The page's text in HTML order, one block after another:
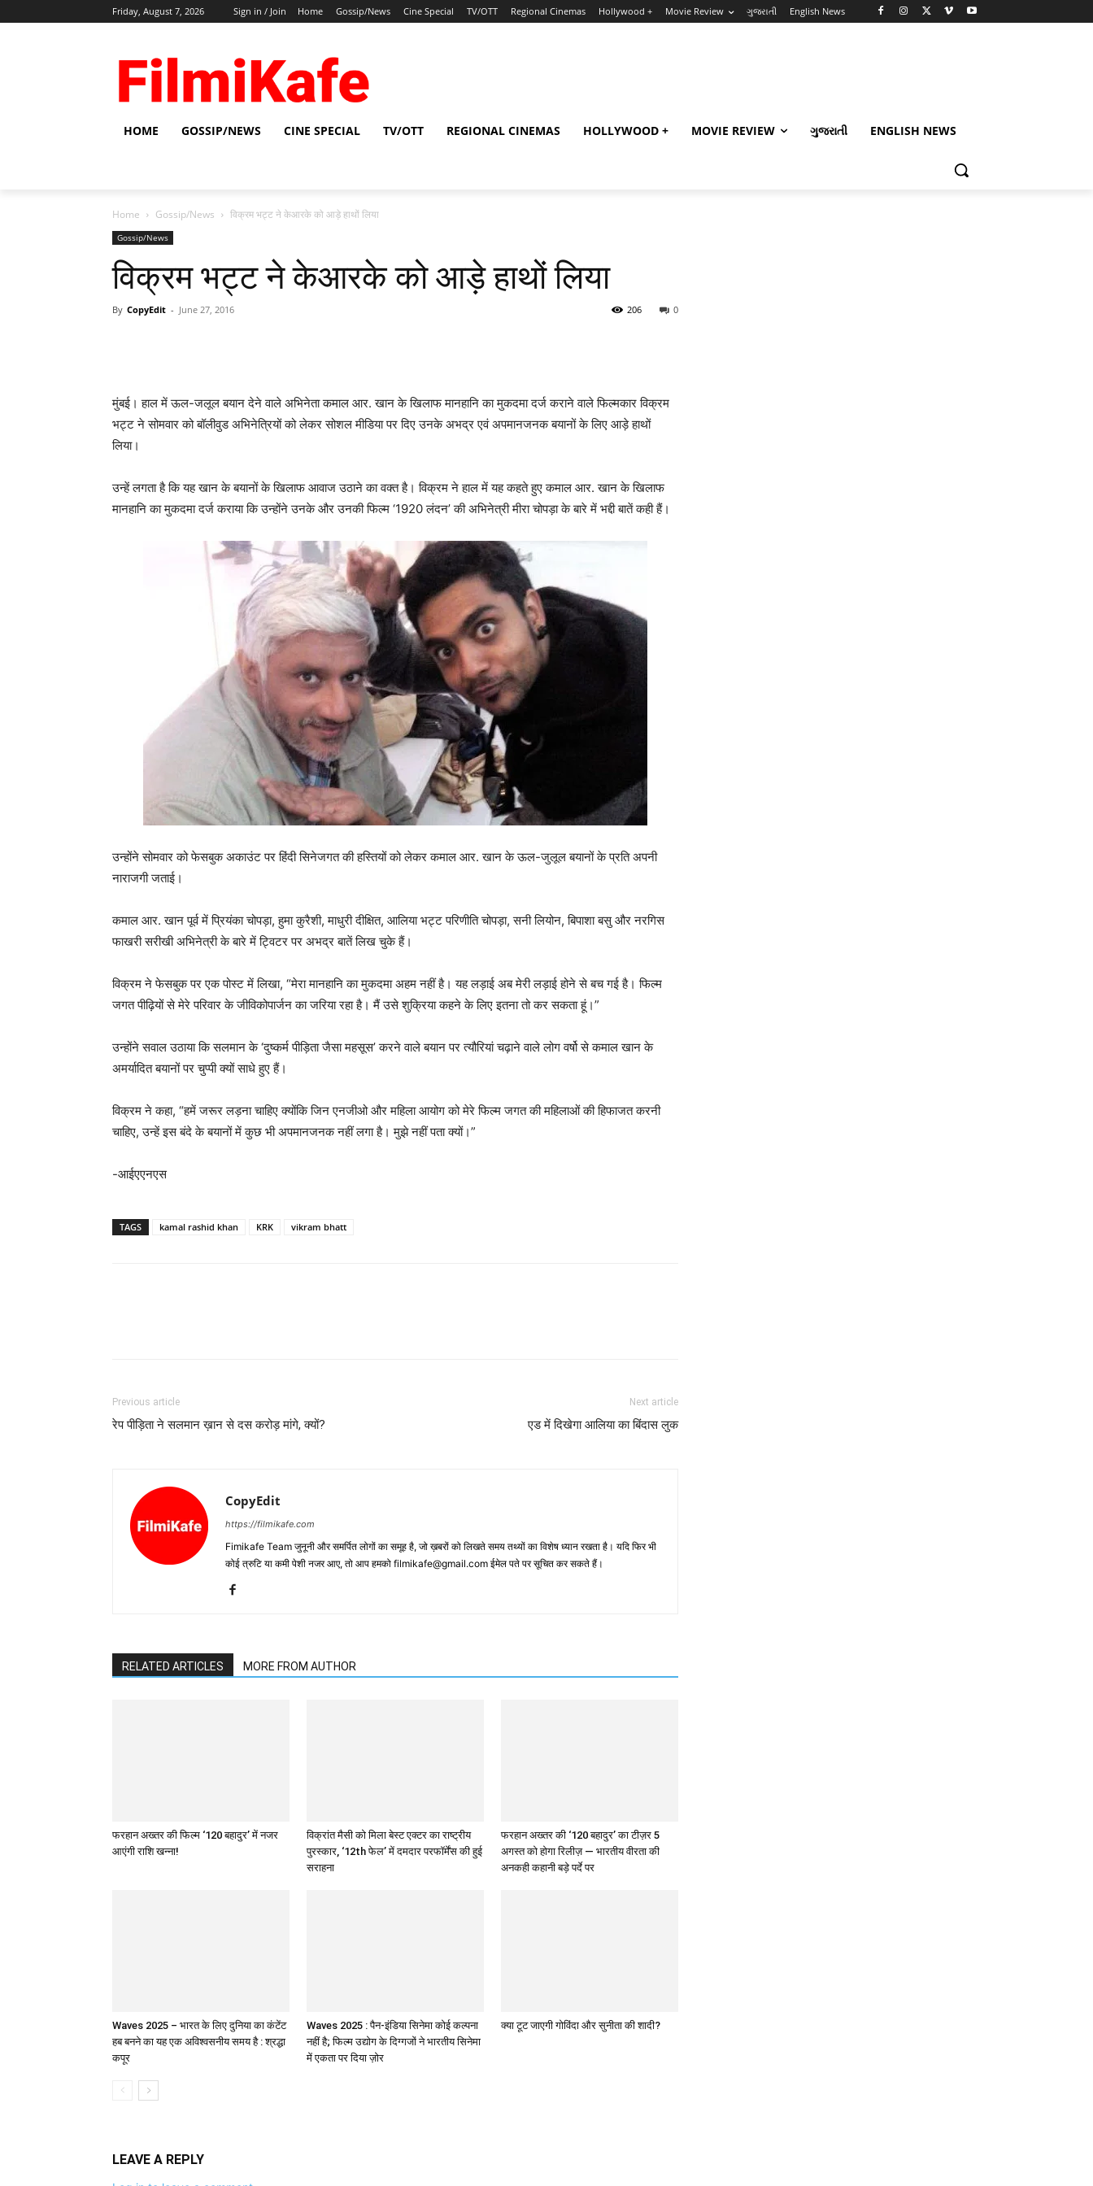
Friday, August 7, 2026 Sign in / Join Home Gossip/News Cine Special TV/OTT Regional Cinemas Hollywood + Movie Review ગુજરાતી English News
HOME GOSSIP/NEWS CINE SPECIAL TV/OTT REGIONAL CINEMAS HOLLYWOOD + MOVIE REVIEW ગુજરાતી ENGLISH NEWS
Home Gossip/News विक्रम भट्ट ने केआरके को आड़े हाथों लिया
Gossip/News
विक्रम भट्ट ने केआरके को आड़े हाथों लिया
By CopyEdit - June 27, 2016 0
206
मुंबई। हाल में ऊल-जलूल बयान देने वाले अभिनेता कमाल आर. खान के खिलाफ मानहानि का मुकदमा दर्ज कराने वाले फिल्मकार विक्रम
भट्ट ने सोमवार को बॉलीवुड अभिनेत्रियों को लेकर सोशल मीडिया पर दिए उनके अभद्र एवं अपमानजनक बयानों के लिए आड़े हाथों
लिया।
उन्हें लगता है कि यह खान के बयानों के खिलाफ आवाज उठाने का वक्त है। विक्रम ने हाल में यह कहते हुए कमाल आर. खान के खिलाफ
मानहानि का मुकदमा दर्ज कराया कि उन्होंने उनके और उनकी फिल्म ‘1920 लंदन’ की अभिनेत्री मीरा चोपड़ा के बारे में भद्दी बातें कही हैं।
उन्होंने सोमवार को फेसबुक अकाउंट पर हिंदी सिनेजगत की हस्तियों को लेकर कमाल आर. खान के ऊल-जुलूल बयानों के प्रति अपनी
नाराजगी जताई।
कमाल आर. खान पूर्व में प्रियंका चोपड़ा, हुमा कुरैशी, माधुरी दीक्षित, आलिया भट्ट परिणीति चोपड़ा, सनी लियोन, बिपाशा बसु और नरगिस
फाखरी सरीखी अभिनेत्री के बारे में ट्विटर पर अभद्र बातें लिख चुके हैं।
विक्रम ने फेसबुक पर एक पोस्ट में लिखा, “मेरा मानहानि का मुकदमा अहम नहीं है। यह लड़ाई अब मेरी लड़ाई होने से बच गई है। फिल्म
जगत पीढ़ियों से मेरे परिवार के जीविकोपार्जन का जरिया रहा है। मैं उसे शुक्रिया कहने के लिए इतना तो कर सकता हूं।”
उन्होंने सवाल उठाया कि सलमान के ‘दुष्कर्म पीड़िता जैसा महसूस’ करने वाले बयान पर त्यौरियां चढ़ाने वाले लोग वर्षो से कमाल खान के
अमर्यादित बयानों पर चुप्पी क्यों साधे हुए हैं।
विक्रम ने कहा, “हमें जरूर लड़ना चाहिए क्योंकि जिन एनजीओ और महिला आयोग को मेरे फिल्म जगत की महिलाओं की हिफाजत करनी
चाहिए, उन्हें इस बंदे के बयानों में कुछ भी अपमानजनक नहीं लगा है। मुझे नहीं पता क्यों।”
-आईएएनएस
TAGS kamal rashid khan KRK vikram bhatt
Previous article
रेप पीड़िता ने सलमान ख़ान से दस करोड़ मांगे, क्‍यों?
Next article
एड में दिखेगा आलिया का बिंदास लुक
CopyEdit
https://filmikafe.com
Fimikafe Team जुनूनी और समर्पित लोगों का समूह है, जो ख़बरों को लिखते समय तथ्‍यों का विशेष ध्‍यान रखता है। यदि फिर भी
कोई त्रुटि या कमी पेशी नजर आए, तो आप हमको filmikafe@gmail.com ईमेल पते पर सूचित कर सकते हैं।
RELATED ARTICLES MORE FROM AUTHOR
फरहान अख्तर की फिल्म ‘120 बहादुर’ में नजर
आएंगी राशि खन्ना!
विक्रांत मैसी को मिला बेस्ट एक्टर का राष्ट्रीय
पुरस्कार, ‘12th फेल’ में दमदार परफॉर्मेंस की हुई
सराहना
फरहान अख्तर की ‘120 बहादुर’ का टीज़र 5
अगस्त को होगा रिलीज़ — भारतीय वीरता की
अनकही कहानी बड़े पर्दे पर
Waves 2025 – भारत के लिए दुनिया का कंटेंट
हब बनने का यह एक अविश्वसनीय समय है : श्रद्धा
कपूर
Waves 2025 : पैन-इंडिया सिनेमा कोई कल्पना
नहीं है; फिल्म उद्योग के दिग्गजों ने भारतीय सिनेमा
में एकता पर दिया ज़ोर
क्या टूट जाएगी गोविंदा और सुनीता की शादी?
LEAVE A REPLY